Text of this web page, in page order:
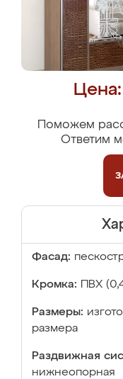
Поможем
Ответим
Фасад:
Кромка: ПВХ
Размеры:
размера
Раздвижная
нижнеопорная